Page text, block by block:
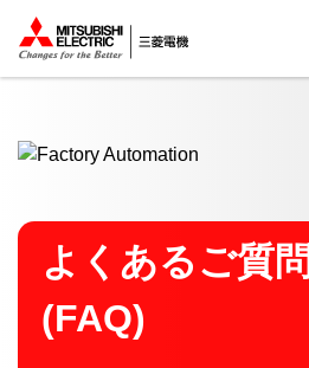
ここから本文
よくあるご質問
(FAQ)